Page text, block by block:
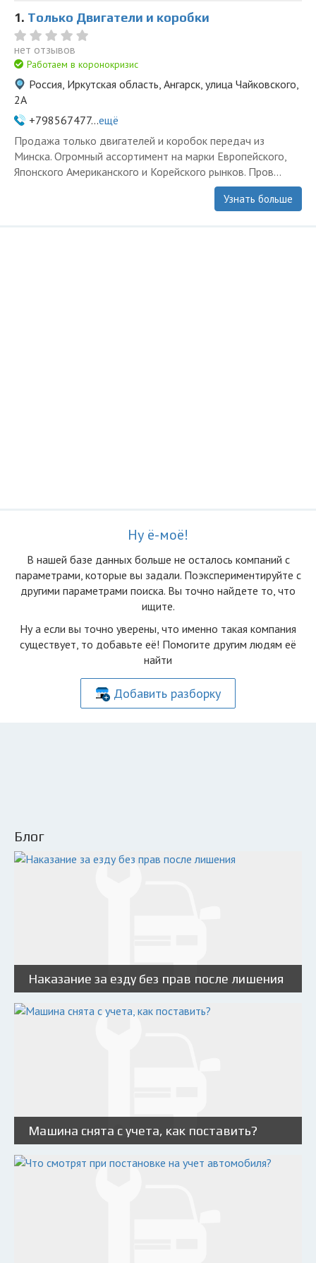
1. Только Двигатели и коробки
нет отзывов
Работаем в коронокризис
Россия, Иркутская область, Ангарск, улица Чайковского,
2А
+798567477...ещё
Продажа только двигателей и коробок передач из
Минска. Огромный ассортимент на марки Европейского,
Японского Американского и Корейского рынков. Пров...
Узнать больше
Ну ё-моё!
В нашей базе данных больше не осталоcь компаний с
параметрами, которые вы задали. Поэкспериментируйте с
другими параметрами поиска. Вы точно найдете то, что
ищите.
Ну а если вы точно уверены, что именно такая компания
существует, то добавьте её! Помогите другим людям её
найти
Добавить разборку
Блог
Наказание за езду без прав после лишения
Машина снята с учета, как поставить?